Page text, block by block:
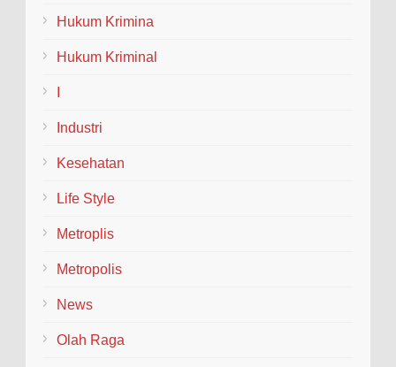
lama...
Hukum Krimina
Hukum Kriminal
Industri
Kesehatan
Life Style
Metroplis
Metropolis
News
Olah Raga